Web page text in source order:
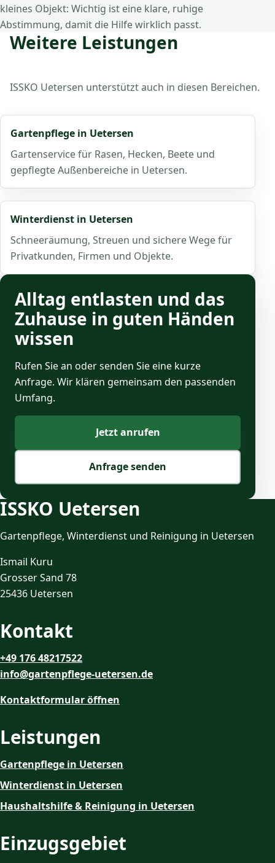
kleines Objekt: Wichtig ist eine klare, ruhige
Abstimmung, damit die Hilfe wirklich passt.
Weitere Leistungen
ISSKO Uetersen unterstützt auch in diesen Bereichen.
Gartenpflege in Uetersen
Gartenservice für Rasen, Hecken, Beete und
gepflegte Außenbereiche in Uetersen.
Winterdienst in Uetersen
Schneeräumung, Streuen und sichere Wege für
Privatkunden, Firmen und Objekte.
Alltag entlasten und das
Zuhause in guten Händen
wissen
Rufen Sie an oder senden Sie eine kurze
Anfrage. Wir klären gemeinsam den passenden
Umfang.
Jetzt anrufen
Anfrage senden
ISSKO Uetersen
Gartenpflege, Winterdienst und Reinigung in Uetersen
Ismail Kuru
Grosser Sand 78
25436 Uetersen
Kontakt
+49 176 48217522
info@gartenpflege-uetersen.de
Kontaktformular öffnen
Leistungen
Gartenpflege in Uetersen
Winterdienst in Uetersen
Haushaltshilfe & Reinigung in Uetersen
Einzugsgebiet